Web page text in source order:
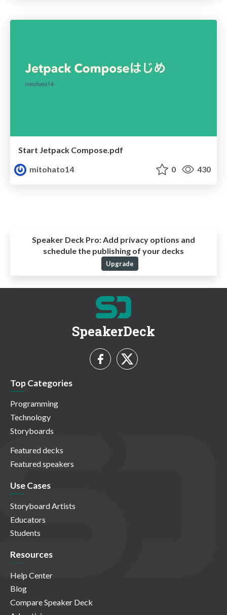
Start Jetpack Compose.pdf
mitohato14
0 430
Speaker Deck Pro:Add privacy options and
schedule the publishing of your decks
Upgrade
SpeakerDeck
Top Categories
Programming
Technology
Storyboards
Featured decks
Featured speakers
Use Cases
Storyboard Artists
Educators
Students
Resources
Help Center
Blog
Compare Speaker Deck